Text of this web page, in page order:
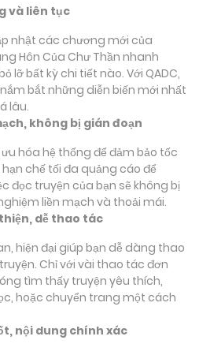
và liên tục
nhật các chương mới của
Hôn Của Chư Thần nhanh
lỡ bất kỳ chi tiết nào. Với QADC,
bắt những diễn biến mới nhất
lâu.
không bị gián đoạn
hóa hệ thống để đảm bảo tốc
chế tối đa quảng cáo để
đọc truyện của bạn sẽ không bị
liền mạch và thoải mái.
dễ thao tác
hiện đại giúp bạn dễ dàng thao
Chỉ với vài thao tác đơn
tìm thấy truyện yêu thích,
hoặc chuyển trang một cách
nội dung chính xác